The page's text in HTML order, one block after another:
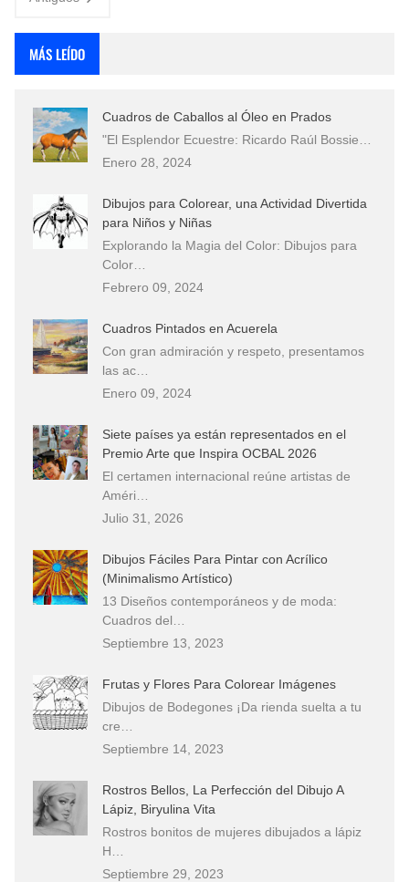
MÁS LEÍDO
Cuadros de Caballos al Óleo en Prados
"El Esplendor Ecuestre: Ricardo Raúl Bossie…
Enero 28, 2024
Dibujos para Colorear, una Actividad Divertida
para Niños y Niñas
Explorando la Magia del Color: Dibujos para
Color…
Febrero 09, 2024
Cuadros Pintados en Acuerela
Con gran admiración y respeto, presentamos
las ac…
Enero 09, 2024
Siete países ya están representados en el
Premio Arte que Inspira OCBAL 2026
El certamen internacional reúne artistas de
Améri…
Julio 31, 2026
Dibujos Fáciles Para Pintar con Acrílico
(Minimalismo Artístico)
13 Diseños contemporáneos y de moda:
Cuadros del…
Septiembre 13, 2023
Frutas y Flores Para Colorear Imágenes
Dibujos de Bodegones ¡Da rienda suelta a tu
cre…
Septiembre 14, 2023
Rostros Bellos, La Perfección del Dibujo A
Lápiz, Biryulina Vita
Rostros bonitos de mujeres dibujados a lápiz
H…
Septiembre 29, 2023